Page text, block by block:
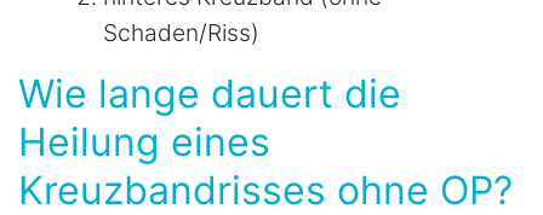
Schaden/Riss)
Wie lange dauert die
Heilung eines
Kreuzbandrisses ohne OP?